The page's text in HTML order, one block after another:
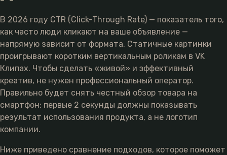
В 2026 году CTR (Click-Through Rate) — показатель того,
как часто люди кликают на ваше объявление —
напрямую зависит от формата. Статичные картинки
проигрывают коротким вертикальным роликам в VK
Клипах. Чтобы сделать «живой» и эффективный
креатив, не нужен профессиональный оператор.
Правильно будет снять честный обзор товара на
смартфон: первые 2 секунды должны показывать
результат использования продукта, а не логотип
компании.
Ниже приведено сравнение подходов, которое поможет